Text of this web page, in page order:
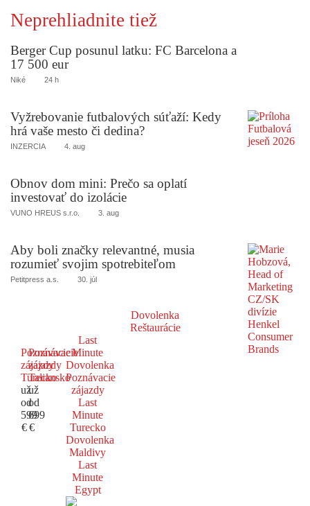
Neprehliadnite tiež
Berger Cup posunul latku: FC Barcelona a
17 500 eur
Niké 24 h
Vyžrebovanie futbalových súťaží: Kedy
hrá vaše mesto či dedina?
INZERCIA 4. aug
Obnov dom mini: Prečo sa oplatí
investovať do izolácie
VUNO HREUS s.r.o. 3. aug
Aby boli značky relevantné, musia
rozumieť svojim spotrebiteľom
Petitpress a.s. 30. júl
Dovolenka
Reštaurácie
Poznávacie
zájazdy
Turecko
už
od
599
€
Poznávacie
zájazdy
Taliansko
už
od
699
€
Last
Minute
Dovolenka
Poznávacie
zájazdy
Last
Minute
Turecko
Dovolenka
Maldivy
Last
Minute
Egypt